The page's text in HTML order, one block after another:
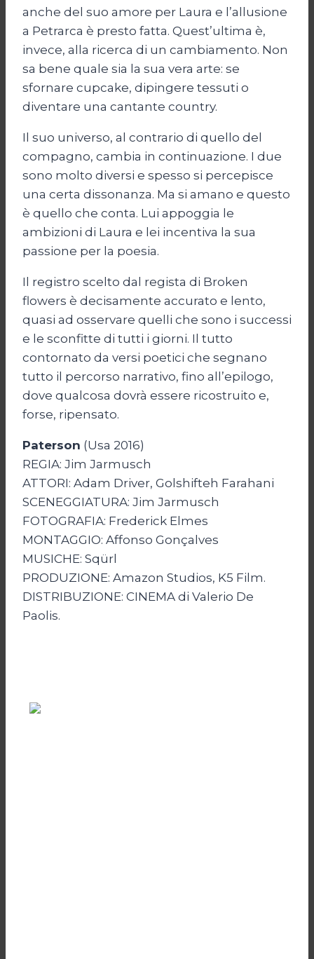
anche del suo amore per Laura e l’allusione
a Petrarca è presto fatta. Quest’ultima è,
invece, alla ricerca di un cambiamento. Non
sa bene quale sia la sua vera arte: se
sfornare cupcake, dipingere tessuti o
diventare una cantante country.
Il suo universo, al contrario di quello del
compagno, cambia in continuazione. I due
sono molto diversi e spesso si percepisce
una certa dissonanza. Ma si amano e questo
è quello che conta. Lui appoggia le
ambizioni di Laura e lei incentiva la sua
passione per la poesia.
Il registro scelto dal regista di Broken
flowers è decisamente accurato e lento,
quasi ad osservare quelli che sono i successi
e le sconfitte di tutti i giorni. Il tutto
contornato da versi poetici che segnano
tutto il percorso narrativo, fino all’epilogo,
dove qualcosa dovrà essere ricostruito e,
forse, ripensato.
Paterson (Usa 2016)
REGIA: Jim Jarmusch
ATTORI: Adam Driver, Golshifteh Farahani
SCENEGGIATURA: Jim Jarmusch
FOTOGRAFIA: Frederick Elmes
MONTAGGIO: Affonso Gonçalves
MUSICHE: Sqürl
PRODUZIONE: Amazon Studios, K5 Film.
DISTRIBUZIONE: CINEMA di Valerio De
Paolis.